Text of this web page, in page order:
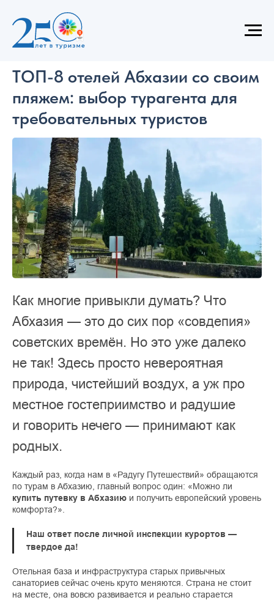
ТОП-8 отелей Абхазии со своим
пляжем: выбор турагента для
требовательных туристов
Как многие привыкли думать? Что
Абхазия — это до сих пор «совдепия»
советских времён. Но это уже далеко
не так! Здесь просто невероятная
природа, чистейший воздух, а уж про
местное гостеприимство и радушие
и говорить нечего — принимают как
родных.
Каждый раз, когда нам в «Радугу Путешествий» обращаются
по турам в Абхазию, главный вопрос один: «Можно ли
купить путевку в Абхазию и получить европейский уровень
комфорта?».
Наш ответ после личной инспекции курортов —
твердое да!
Отельная база и инфраструктура старых привычных
санаториев сейчас очень круто меняются. Страна не стоит
на месте, она вовсю развивается и реально старается